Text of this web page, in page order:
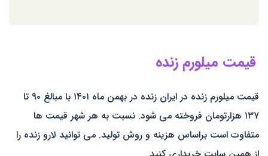
قیمت میلورم زنده
قیمت میلورم زنده در ایران زنده در بهمن ماه ۱۴۰۱ با مبالغ ۹۰ تا
۱۳۷ هزارتومان فروخته می شود. نسبت به هر شهر قیمت ها
متفاوت است براساس هزینه و روش تولید. می توانید لارو زنده را